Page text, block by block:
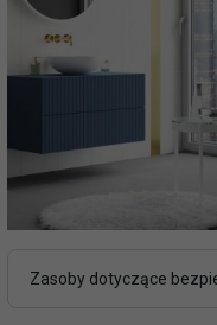
Zasoby dotyczące